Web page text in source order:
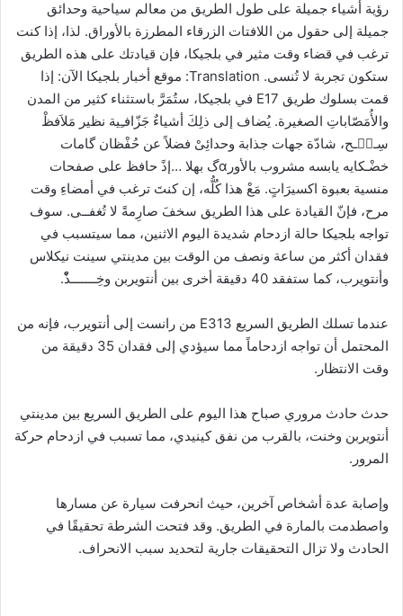
رؤية أشياء جميلة على طول الطريق من معالم سياحية وحدائق
جميلة إلى حقول من اللافتات الزرقاء المطرزة بالأوراق. لذا، إذا كنت
ترغب في قضاء وقت مثير في بلجيكا، فإن قيادتك على هذه الطريق
ستكون تجربة لا تُنسى. Translation: موقع أخبار بلجيكا الآن: إذا
قمت بسلوك طريق E17 في بلجيكا، ستُمَرَّ باستثناء كثير من المدن
والأُمَصّاباتِ الصغيرة. يُضاف إلى ذلِكَ أشياءٌ جَزّافـِية نظير مَلاَفظْ
سِـیٖـح، شادّة جهات جذابة وحدائِیْ فضلاً عن حُفْظان گامات
خضْـکایه یابسه مشروب بالأورαگ بهلا …إذً حافظ على صفحات
منسية بعبوة اکسيرَاتٍ. مَعْ هذا كُلُّه، إن كنتَ ترغب في أمضاءِ وقت
مرح، فإنّ القيادة على هذا الطريق سخفَ صارِمةً لا تُغفــى. سوف
تواجه بلجيكا حالة ازدحام شديدة اليوم الاثنين، مما سيتسبب في
فقدان أكثر من ساعة ونصف من الوقت بين مدينتي سينت نيكلاس
وأنتويرب، كما ستفقد 40 دقيقة أخرى بين أنتويربن وخِـــــــذّْ.
عندما تسلك الطريق السريع E313 من رانست إلى أنتويرب، فإنه من
المحتمل أن تواجه ازدحاماً مما سيؤدي إلى فقدان 35 دقيقة من
وقت الانتظار.
حدث حادث مروري صباح هذا اليوم على الطريق السريع بين مدينتي
أنتويربن وخنت، بالقرب من نفق كينيدي، مما تسبب في ازدحام حركة
المرور.
وإصابة عدة أشخاص آخرين، حيث انحرفت سيارة عن مسارها
واصطدمت بالمارة في الطريق. وقد فتحت الشرطة تحقيقًا في
الحادث ولا تزال التحقيقات جارية لتحديد سبب الانحراف.